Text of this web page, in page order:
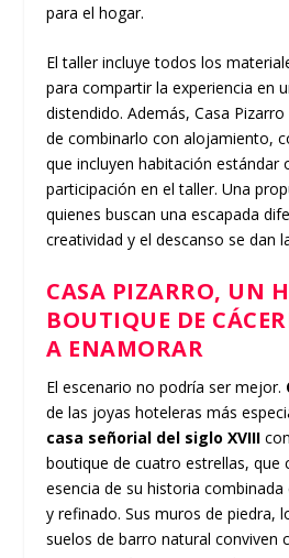
para el hogar.
El taller incluye todos los
para compartir la experiencia en
distendido. Además, Casa
de combinarlo con alojamiento,
que incluyen habitación estándar
participación en el taller. Una
quienes buscan una escapada
creatividad y el descanso se dan
CASA PIZARRO, UN
BOUTIQUE DE
A ENAMORAR
El escenario no podría ser mejor.
de las joyas hoteleras más
casa señorial del siglo XVIII
boutique de cuatro estrellas, que
esencia de su historia
y refinado. Sus muros de piedra,
suelos de barro natural conviven